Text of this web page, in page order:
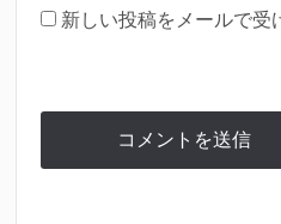
新しい投稿をメールで受